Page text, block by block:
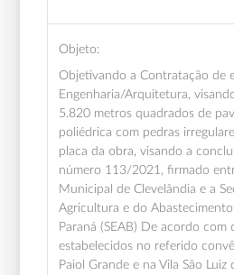
Objeto:
Objetivando a Contratação de
Engenharia/Arquitetura,
5.820 metros quadrados de
poliédrica com pedras
placa da obra, visando a
número 113/2021, firmado
Municipal de Clevelândia e a
Agricultura e do
Paraná (SEAB) De acordo com
estabelecidos no referido
Paiol Grande e na Vila São Luiz